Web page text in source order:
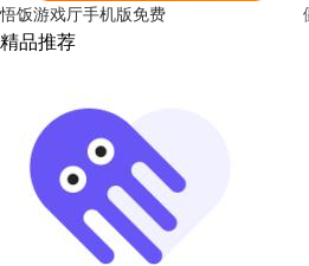
悟饭游戏厅手机版免费
精品推荐